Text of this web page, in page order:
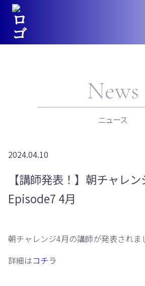
News
ニュース
2024.04.10
【講師発表！】朝チャレ
Episode7 4月
朝チャレンジ4月の講師が発表されま
詳細はコチラ